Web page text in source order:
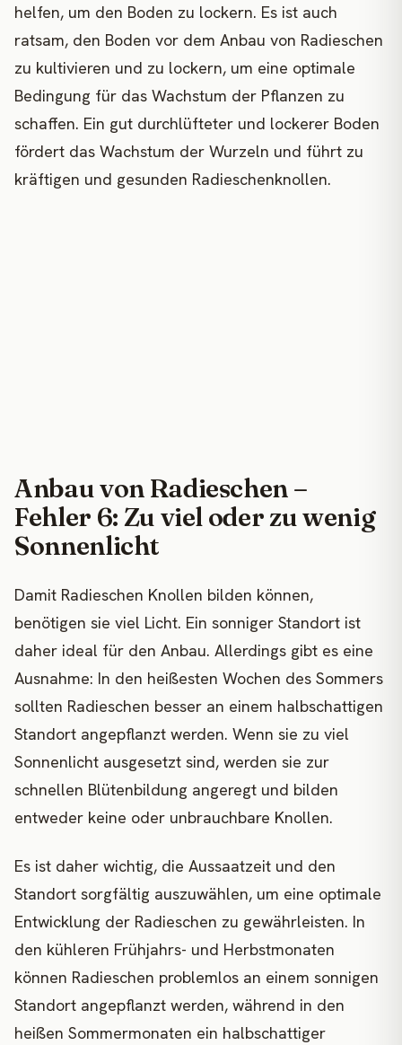
helfen, um den Boden zu lockern. Es ist auch
ratsam, den Boden vor dem Anbau von Radieschen
zu kultivieren und zu lockern, um eine optimale
Bedingung für das Wachstum der Pflanzen zu
schaffen. Ein gut durchlüfteter und lockerer Boden
fördert das Wachstum der Wurzeln und führt zu
kräftigen und gesunden Radieschenknollen.
Anbau von Radieschen –
Fehler 6: Zu viel oder zu wenig
Sonnenlicht
Damit Radieschen Knollen bilden können,
benötigen sie viel Licht. Ein sonniger Standort ist
daher ideal für den Anbau. Allerdings gibt es eine
Ausnahme: In den heißesten Wochen des Sommers
sollten Radieschen besser an einem halbschattigen
Standort angepflanzt werden. Wenn sie zu viel
Sonnenlicht ausgesetzt sind, werden sie zur
schnellen Blütenbildung angeregt und bilden
entweder keine oder unbrauchbare Knollen.
Es ist daher wichtig, die Aussaatzeit und den
Standort sorgfältig auszuwählen, um eine optimale
Entwicklung der Radieschen zu gewährleisten. In
den kühleren Frühjahrs- und Herbstmonaten
können Radieschen problemlos an einem sonnigen
Standort angepflanzt werden, während in den
heißen Sommermonaten ein halbschattiger